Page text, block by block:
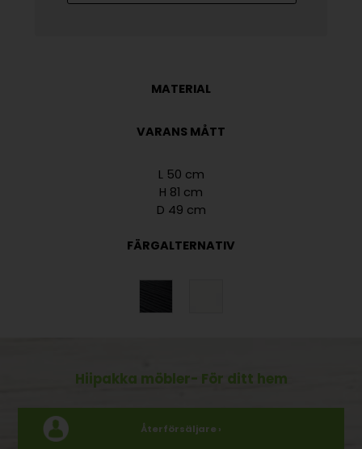
MATERIAL
VARANS MÅTT
L 50 cm
H 81 cm
D 49 cm
FÄRGALTERNATIV
Hiipakka möbler- För ditt hem
Återförsäljare ›